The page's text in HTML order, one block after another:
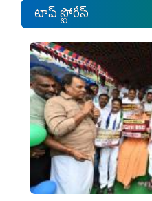
టాప్ స్టోరీస్